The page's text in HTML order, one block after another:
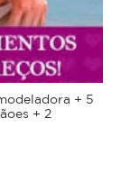
+ 5
+ 2